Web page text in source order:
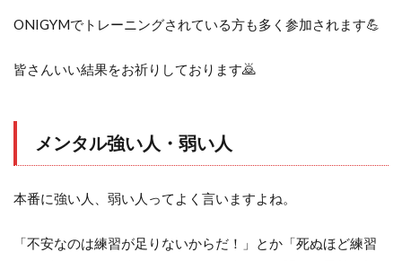
レ
手
2
タル
強い
弱い
ONIGYMでトレーニングされている方も多く参加されます💪
皆さんいい結果をお祈りしております🙇
メンタル強い人・弱い人
本番に強い人、弱い人ってよく言いますよね。
「不安なのは練習が足りないからだ！」とか「死ぬほど練習